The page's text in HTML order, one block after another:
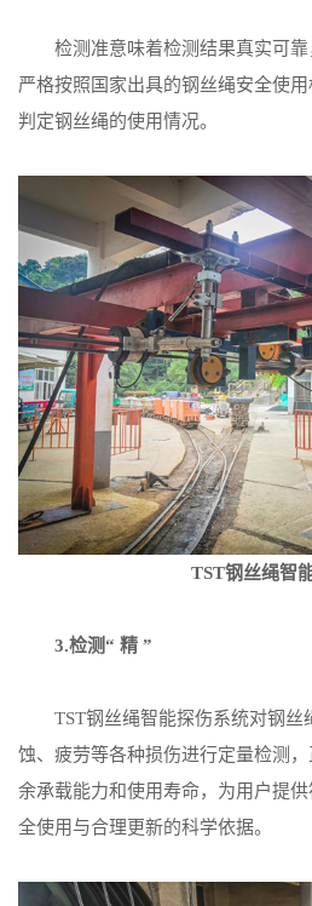
检测准意味着检测结果真实可靠
严格按照国家出具的钢丝绳安全使
判定钢丝绳的使用情况。
TST钢丝绳智
3.检测“ 精 ”
TST钢丝绳智能探伤系统对钢丝
蚀、疲劳等各种损伤进行定量检测
余承载能力和使用寿命，为用户提
全使用与合理更新的科学依据。